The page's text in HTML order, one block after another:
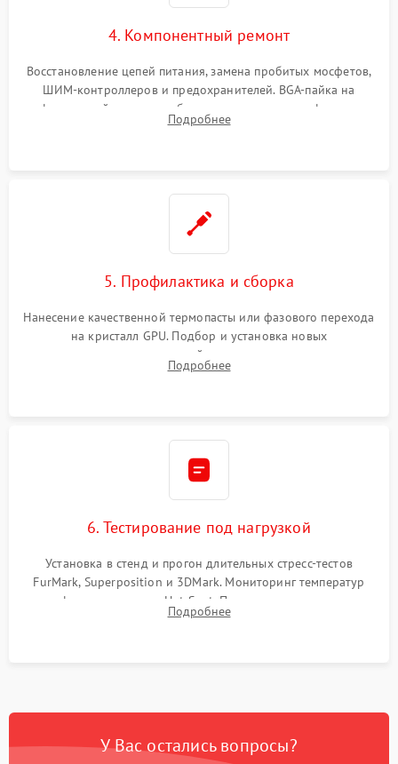
4. Компонентный ремонт
Восстановление цепей питания, замена пробитых мосфетов,
ШИМ-контроллеров и предохранителей. BGA-пайка на
инфракрасной станции реболлинг или замена графического
чипа и дефектной памяти GDDR. Прошивка BIOS
Подробнее
5. Профилактика и сборка
Нанесение качественной термопасты или фазового перехода
на кристалл GPU. Подбор и установка новых
термопрокладок правильной толщины на память и цепи
питания. Монтаж радиатора и бэкплейта, подключение и
Подробнее
6. Тестирование под нагрузкой
Установка в стенд и прогон длительных стресс-тестов
FurMark, Superposition и 3DMark. Мониторинг температур
графического чипа и Hot Spot. Проверка на отсутствие
артефактов изображения, вылетов драйвера и зависаний.
Подробнее
У Вас остались вопросы?